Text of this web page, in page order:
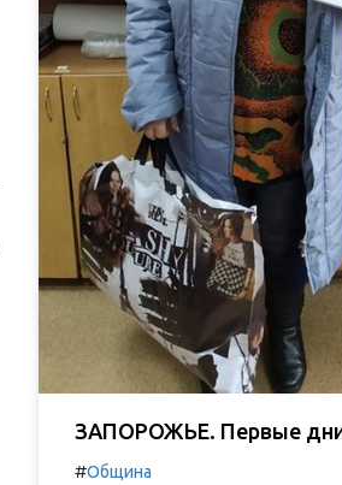
ЗАПОРОЖЬЕ. Первые дни
#Община